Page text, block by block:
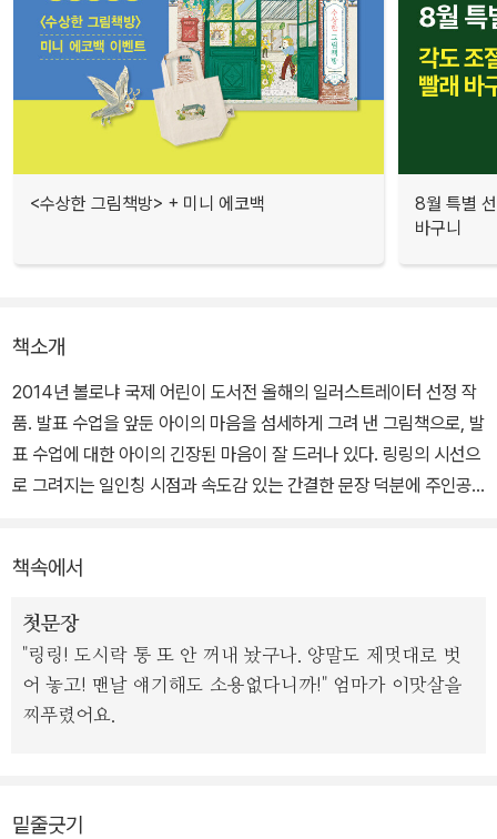
<수상한 그림책방> + 미니 에코백
8월 특별
바구니
책소개
2014년 볼로냐 국제 어린이 도서전 올해의 일러스트레이터 선정 작
품. 발표 수업을 앞둔 아이의 마음을 섬세하게 그려 낸 그림책으로, 발
표 수업에 대한 아이의 긴장된 마음이 잘 드러나 있다. 링링의 시선으
로 그려지는 일인칭 시점과 속도감 있는 간결한 문장 덕분에 주인공
수 있도록 도와준다.
내일은 ‘나의 꿈’이라는 주제로 발표 수업을 하는 날이다. 링링은 늦은
밤 쉬이 잠들지 못하고 머릿속으로 지진, 화산 폭발, 해일, 외계인이
침공하는 상상을 한다. 하지만 다음 날 아무 일도 일어나지 않는다. 꼼
책속에서
첫문장
"링링! 도시락 통 또 안 꺼내 놨구나. 양말도 제멋대로 벗
어 놓고! 맨날 얘기해도 소용없다니까!" 엄마가 이맛살을
찌푸렸어요.
밑줄긋기